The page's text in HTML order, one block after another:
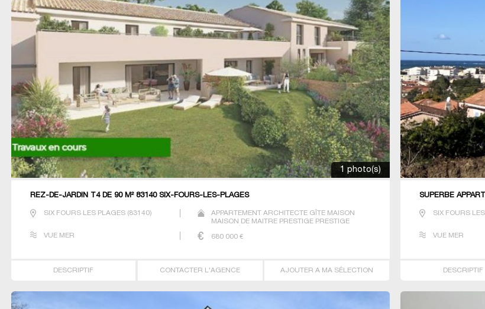
1 photo(s)
REZ-DE-JARDIN T4 DE 90 M² 83140 SIX-FOURS-LES-PLAGES
SIX FOURS LES PLAGES(83140)
APPARTEMENT ARCHITECTE GÎTE MAISON
MAISON DE MAITRE PRESTIGE PRESTIGE
VUE MER
680 000€
DESCRIPTIF CONTACTER L'AGENCE AJOUTER A MA SÉLECTION
SUPERBE
SIX FOURS
VUE MER
DESCRIPTIF